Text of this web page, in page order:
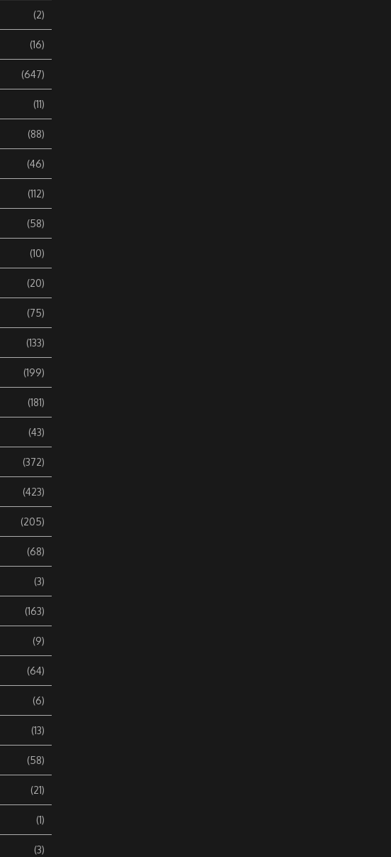
(2)
(16)
(647)
(11)
(88)
(46)
(112)
(58)
(10)
(20)
(75)
(133)
(199)
(181)
(43)
(372)
(423)
(205)
(68)
(3)
(163)
(9)
(64)
(6)
(13)
(58)
(21)
(1)
(3)